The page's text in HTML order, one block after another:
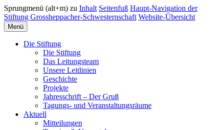
Sprungmenü (alt+m) zu Inhalt Seitenfuß Haupt-Navigation der
Stiftung Grossheppacher-Schwesternschaft Website-Übersicht
Menü
Die Stiftung
Die Stiftung
Das Leitungsteam
Unsere Leitlinien
Geschichte
Projekte
Jahresschrift – Der Gruß
Tagungs- und Veranstaltungsräume
Aktuell
Mitteilungen